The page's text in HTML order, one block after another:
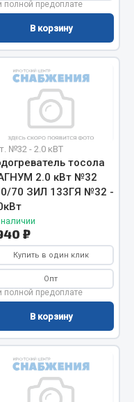
полной предоплате
В корзину
№32 - 2.0 кВТ
тосола
2.0 кВт №32
70 ЗИЛ 133ГЯ №32 -
₽
Купить в один клик
Опт
полной предоплате
В корзину